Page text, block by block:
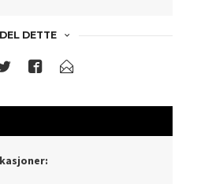
DEL DETTE